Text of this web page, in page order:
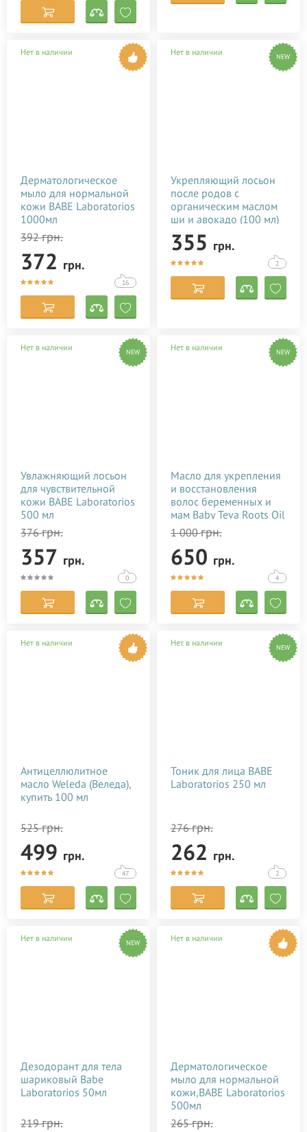
Нет в наличии
Дерматологическое
мыло для нормальной
кожи BABE Laboratorios
1000мл
392грн.
372 грн.
16
Нет в наличии NEW
Укрепляющий лосьон
после родов с
органическим маслом
ши и авокадо (100 мл)
355 грн.
2
Нет в наличии NEW
Увлажняющий лосьон
для чувствительной
кожи BABE Laboratorios
500 мл
376грн.
357 грн.
0
Нет в наличии NEW
Масло для укрепления
и восстановления
волос беременных и
мам Baby Teva Roots Oil
10 мл
1 000грн.
650 грн.
4
Нет в наличии
Антицеллюлитное
масло Weleda (Веледа),
купить 100 мл
525грн.
499 грн.
47
Нет в наличии NEW
Тоник для лица BABE
Laboratorios 250 мл
276грн.
262 грн.
2
Нет в наличии NEW
Дезодорант для тела
шариковый Babe
Laboratorios 50мл
219грн.
Нет в наличии
Дерматологическое
мыло для нормальной
кожи,BABE Laboratorios
500мл
265грн.